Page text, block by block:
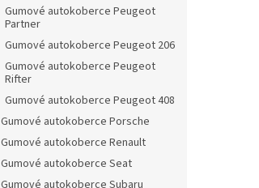
Gumové autokoberce Peugeot
Partner
Gumové autokoberce Peugeot 206
Gumové autokoberce Peugeot
Rifter
Gumové autokoberce Peugeot 408
Gumové autokoberce Porsche
Gumové autokoberce Renault
Gumové autokoberce Seat